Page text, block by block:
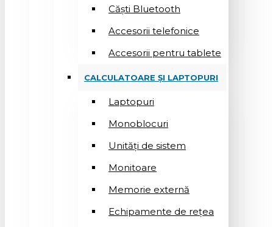
Căști Bluetooth
Accesorii telefonice
Accesorii pentru tablete
CALCULATOARE ȘI LAPTOPURI
Laptopuri
Monoblocuri
Unități de sistem
Monitoare
Memorie externă
Echipamente de rețea